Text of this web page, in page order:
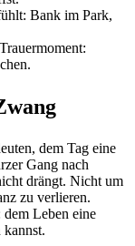
Bank im Park,
dem Tag eine
Gang nach
drängt. Nicht um
zu verlieren.
Leben eine